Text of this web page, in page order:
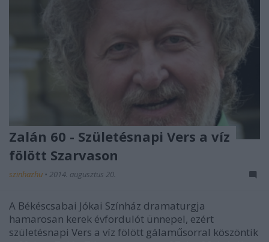
Zalán 60 - Születésnapi Vers a víz
fölött Szarvason
szinhazhu • 2014. augusztus 20.
A Békéscsabai Jókai Színház dramaturgja
hamarosan kerek évfordulót ünnepel, ezért
születésnapi Vers a víz fölött gálaműsorral köszöntik